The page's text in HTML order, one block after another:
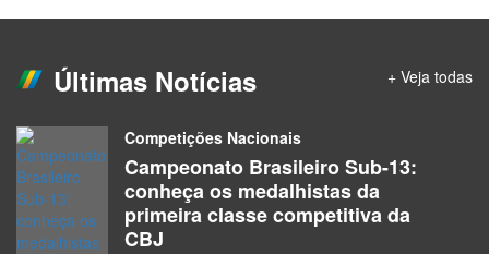
Últimas Notícias + Veja todas
Competições Nacionais
Campeonato Brasileiro Sub-13:
conheça os medalhistas da
primeira classe competitiva da
CBJ